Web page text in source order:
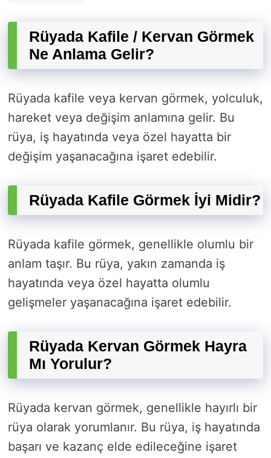
Rüyada Kafile / Kervan Görmek
Ne Anlama Gelir?
Rüyada kafile veya kervan görmek, yolculuk,
hareket veya değişim anlamına gelir. Bu
rüya, iş hayatında veya özel hayatta bir
değişim yaşanacağına işaret edebilir.
Rüyada Kafile Görmek İyi Midir?
Rüyada kafile görmek, genellikle olumlu bir
anlam taşır. Bu rüya, yakın zamanda iş
hayatında veya özel hayatta olumlu
gelişmeler yaşanacağına işaret edebilir.
Rüyada Kervan Görmek Hayra
Mı Yorulur?
Rüyada kervan görmek, genellikle hayırlı bir
rüya olarak yorumlanır. Bu rüya, iş hayatında
başarı ve kazanç elde edileceğine işaret